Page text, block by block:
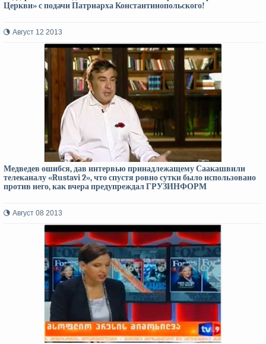
Церкви» с подачи Патриарха Константинопольского!
Август 12 2013
Медведев ошибся, дав интервью принадлежащему Саакашвили
телеканалу «Rustavi 2», что спустя ровно сутки было использовано
против него, как вчера предупреждал ГРУЗИНФОРМ
Август 08 2013